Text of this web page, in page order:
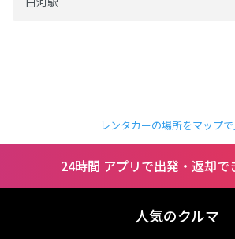
レンタカーの場所をマップ
24時間 アプリで出発・返却で
人気のクルマ